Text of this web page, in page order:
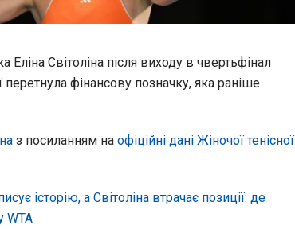
Еліна Світоліна після виходу в чвертьфінал
перетнула фінансову позначку, яка раніше
з посиланням на офіційні дані Жіночої тенісної
історію, а Світоліна втрачає позиції: де
WTA